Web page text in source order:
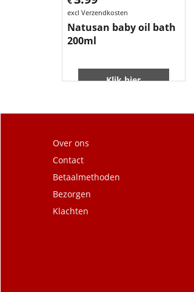
excl Verzendkosten
Natusan baby oil bath
200ml
Klik hier
Over ons
Contact
Betaalmethoden
Bezorgen
Klachten